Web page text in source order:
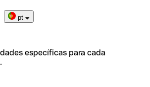
pt
específicas para cada